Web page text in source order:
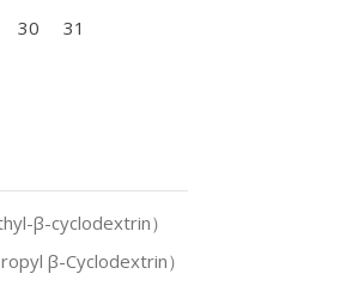
30 31
β-cyclodextrin）
β-Cyclodextrin）